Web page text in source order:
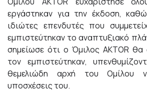
εργάστηκαν για την έκδοση,
ιδιώτες επενδυτές που
εμπιστεύτηκαν το αναπτυξιακό
σημείωσε ότι ο Όμιλος AKTOR θα
τον εμπιστεύτηκαν,
θεμελιώδη αρχή του Ομίλου
υποσχέσεις του.